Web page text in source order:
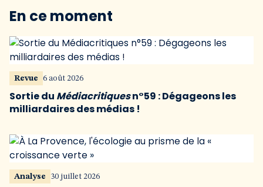
En ce moment
Revue 6 août 2026
Sortie du Médiacritiquesn°59 : Dégageons les
milliardaires des médias !
Analyse 30 juillet 2026